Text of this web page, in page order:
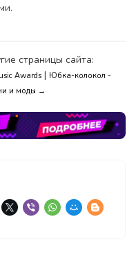
страницы сайта:
Awards| Юбка-колокол -
и моды →